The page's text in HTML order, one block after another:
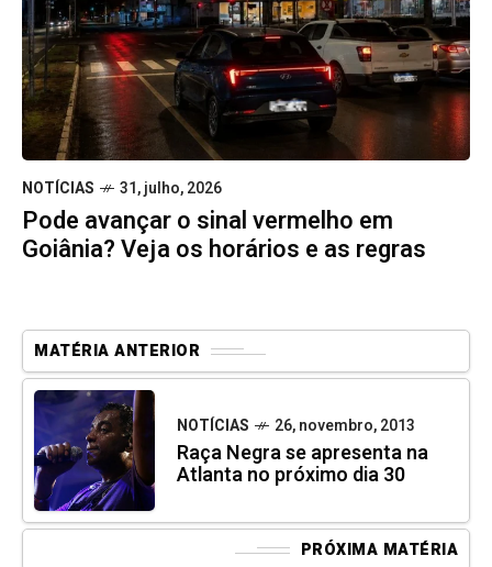
NOTÍCIAS 31, julho, 2026
Pode avançar o sinal vermelho em
Goiânia? Veja os horários e as regras
MATÉRIA ANTERIOR
NOTÍCIAS 26, novembro, 2013
Raça Negra se apresenta na
Atlanta no próximo dia 30
PRÓXIMA MATÉRIA